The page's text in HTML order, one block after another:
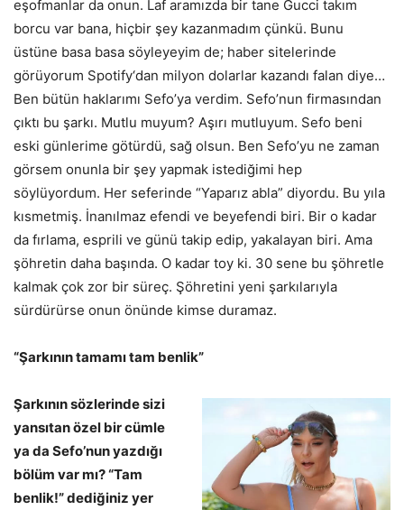
eşofmanlar da onun. Laf aramızda bir tane Gucci takım
borcu var bana, hiçbir şey kazanmadım çünkü. Bunu
üstüne basa basa söyleyeyim de; haber sitelerinde
görüyorum Spotify‘dan milyon dolarlar kazandı falan diye…
Ben bütün haklarımı Sefo’ya verdim. Sefo’nun firmasından
çıktı bu şarkı. Mutlu muyum? Aşırı mutluyum. Sefo beni
eski günlerime götürdü, sağ olsun. Ben Sefo’yu ne zaman
görsem onunla bir şey yapmak istediğimi hep
söylüyordum. Her seferinde “Yaparız abla” diyordu. Bu yıla
kısmetmiş. İnanılmaz efendi ve beyefendi biri. Bir o kadar
da fırlama, esprili ve günü takip edip, yakalayan biri. Ama
şöhretin daha başında. O kadar toy ki. 30 sene bu şöhretle
kalmak çok zor bir süreç. Şöhretini yeni şarkılarıyla
sürdürürse onun önünde kimse duramaz.
“Şarkının tamamı tam benlik”
Şarkının sözlerinde sizi
yansıtan özel bir cümle
ya da Sefo’nun yazdığı
bölüm var mı? “Tam
benlik!” dediğiniz yer